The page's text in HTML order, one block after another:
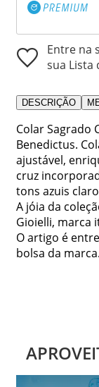
Entre na
sua Lista
DESCRIÇÃO
Colar Sagrado
Benedictus.
ajustável,
cruz
tons azuis
A jóia da
Gioielli, marca
O artigo é
bolsa da marca.